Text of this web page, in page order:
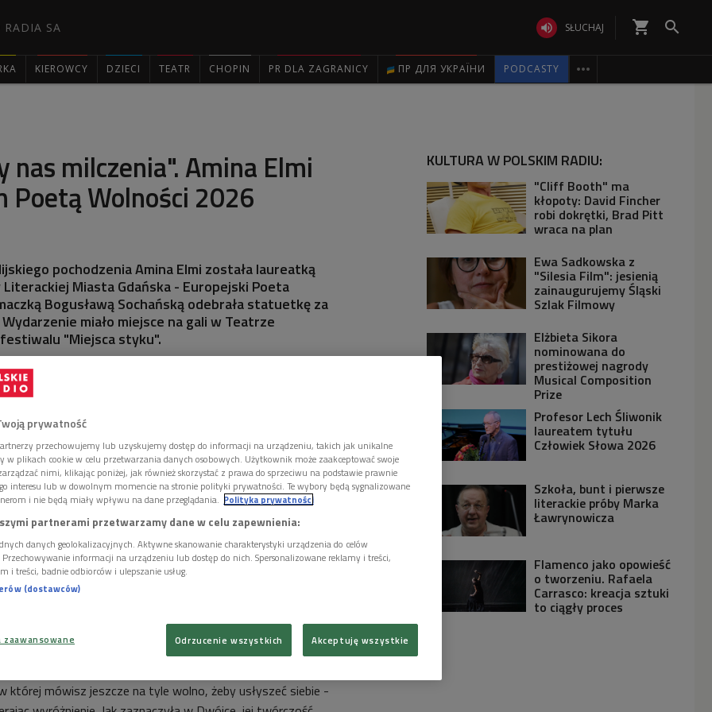
RADIA SA  SŁUCHAJ shopping_cart 
KIEROWCY DZIECI TEATR CHOPIN PR DLA ZAGRANICY ПР ДЛЯ УКРАЇНИ PODCASTY 
nas milczenia". Amina Elmi
Poetą Wolności 2026
pochodzenia Amina Elmi została laureatką
Miasta Gdańska - Europejski Poeta
Bogusławą Sochańską odebrała statuetkę za
Wydarzenie miało miejsce na gali w Teatrze
"Miejsca styku".
pochodzenia, zdobywczyni tegorocznej Nagrody Literackiej Miasta
mówisz jeszcze na tyle wolno, żeby usłyszeć siebie -
KULTURA W POLSKIM RADIU:
"Cliff Booth" ma
kłopoty: David Fincher
robi dokrętki, Brad Pitt
wraca na plan
Ewa Sadkowska z
"Silesia Film": jesienią
zainaugurujemy Śląski
Szlak Filmowy
Elżbieta Sikora
nominowana do
prestiżowej nagrody
Musical Composition
Prize
Profesor Lech Śliwonik
laureatem tytułu
Człowiek Słowa 2026
Szkoła, bunt i pierwsze
literackie próby Marka
Ławrynowicza
Flamenco jako opowieść
o tworzeniu. Rafaela
Carrasco: kreacja sztuki
to ciągły proces
prywatność
przechowujemy lub uzyskujemy dostęp do informacji na urządzeniu, takich jak unikalne
w plikach cookie w celu przetwarzania danych osobowych. Użytkownik może zaakceptować swoje
nimi, klikając poniżej, jak również skorzystać z prawa do sprzeciwu na podstawie prawnie
interesu lub w dowolnym momencie na stronie polityki prywatności. Te wybory będą sygnalizowane
i nie będą miały wpływu na dane przeglądania. Polityka prywatności
partnerami przetwarzamy dane w celu zapewnienia:
danych geolokalizacyjnych. Aktywne skanowanie charakterystyki urządzenia do celów
informacji na urządzeniu lub dostęp do nich. Spersonalizowane reklamy i treści,
i treści, badnie odbiorców i ulepszanie usług.
(dostawców)
Odrzucenie wszystkich Akceptuję wszystkie